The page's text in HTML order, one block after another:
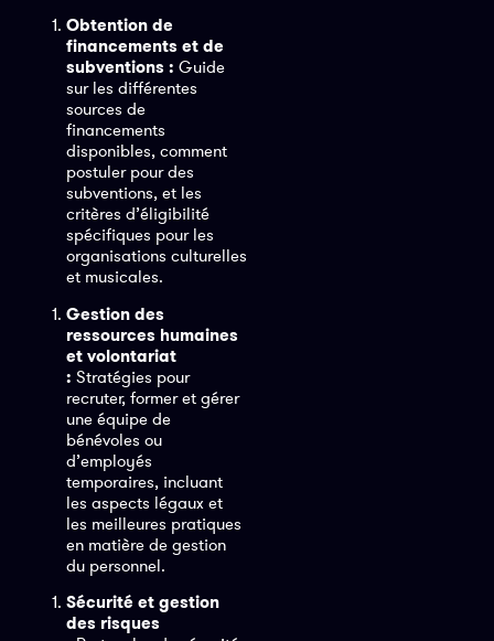
Obtention de
financements et de
subventions : Guide
sur les différentes
sources de
financements
disponibles, comment
postuler pour des
subventions, et les
critères d’éligibilité
spécifiques pour les
organisations culturelles
et musicales.
Gestion des
ressources humaines
et volontariat
: Stratégies pour
recruter, former et gérer
une équipe de
bénévoles ou
d’employés
temporaires, incluant
les aspects légaux et
les meilleures pratiques
en matière de gestion
du personnel.
Sécurité et gestion
des risques